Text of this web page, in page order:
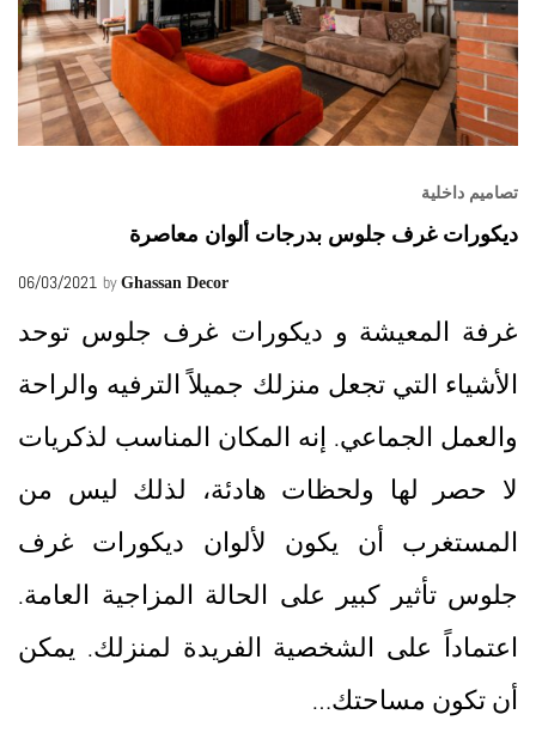
تصاميم داخلية
ديكورات غرف جلوس بدرجات ألوان معاصرة
06/03/2021 by Ghassan Decor
غرفة المعيشة و ديكورات غرف جلوس توحد
الأشياء التي تجعل منزلك جميلاً الترفيه والراحة
والعمل الجماعي. إنه المكان المناسب لذكريات
لا حصر لها ولحظات هادئة، لذلك ليس من
المستغرب أن يكون لألوان ديكورات غرف
جلوس تأثير كبير على الحالة المزاجية العامة.
اعتماداً على الشخصية الفريدة لمنزلك. يمكن
أن تكون مساحتك…